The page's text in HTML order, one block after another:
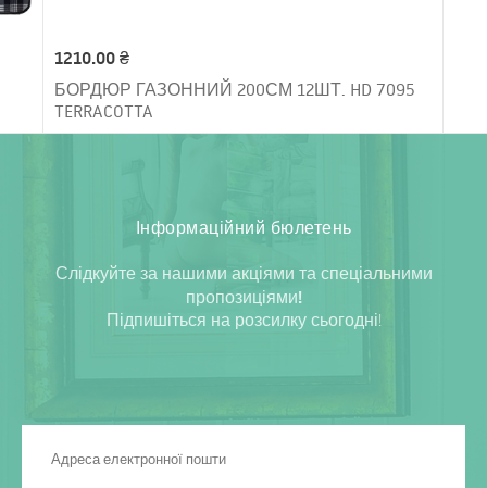
1210.00 ₴
БОРДЮР ГАЗОННИЙ 200СМ 12ШТ. HD 7095
TERRACOTTA
Інформаційний бюлетень
Слідкуйте за нашими акціями та спеціальними
пропозиціями!
Підпишіться на розсилку сьогодні!